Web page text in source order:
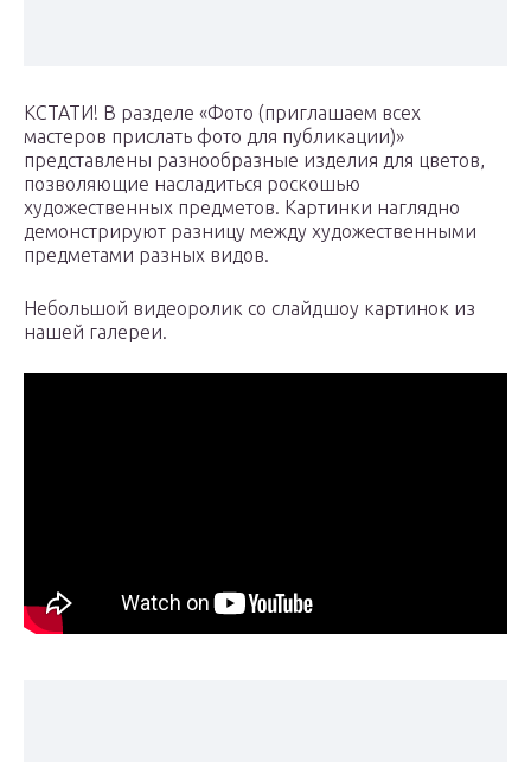
КСТАТИ! В разделе «Фото (приглашаем всех
мастеров прислать фото для публикации)»
представлены разнообразные изделия для цветов,
позволяющие насладиться роскошью
художественных предметов. Картинки наглядно
демонстрируют разницу между художественными
предметами разных видов.
Небольшой видеоролик со слайдшоу картинок из
нашей галереи.